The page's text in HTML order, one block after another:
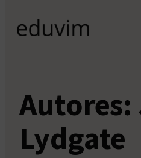
Autores:
Lydgate